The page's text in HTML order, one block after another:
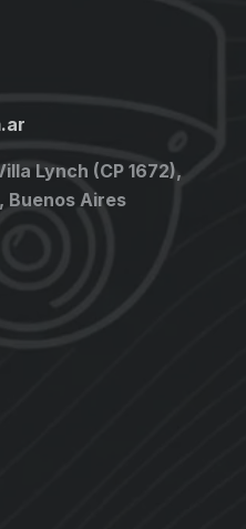
Lynch (CP 1672),
Buenos Aires